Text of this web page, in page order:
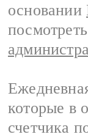
основании
которые в
счетчика